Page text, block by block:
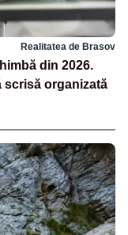
Realitatea de Brasov
din 2026.
scrisă organizată